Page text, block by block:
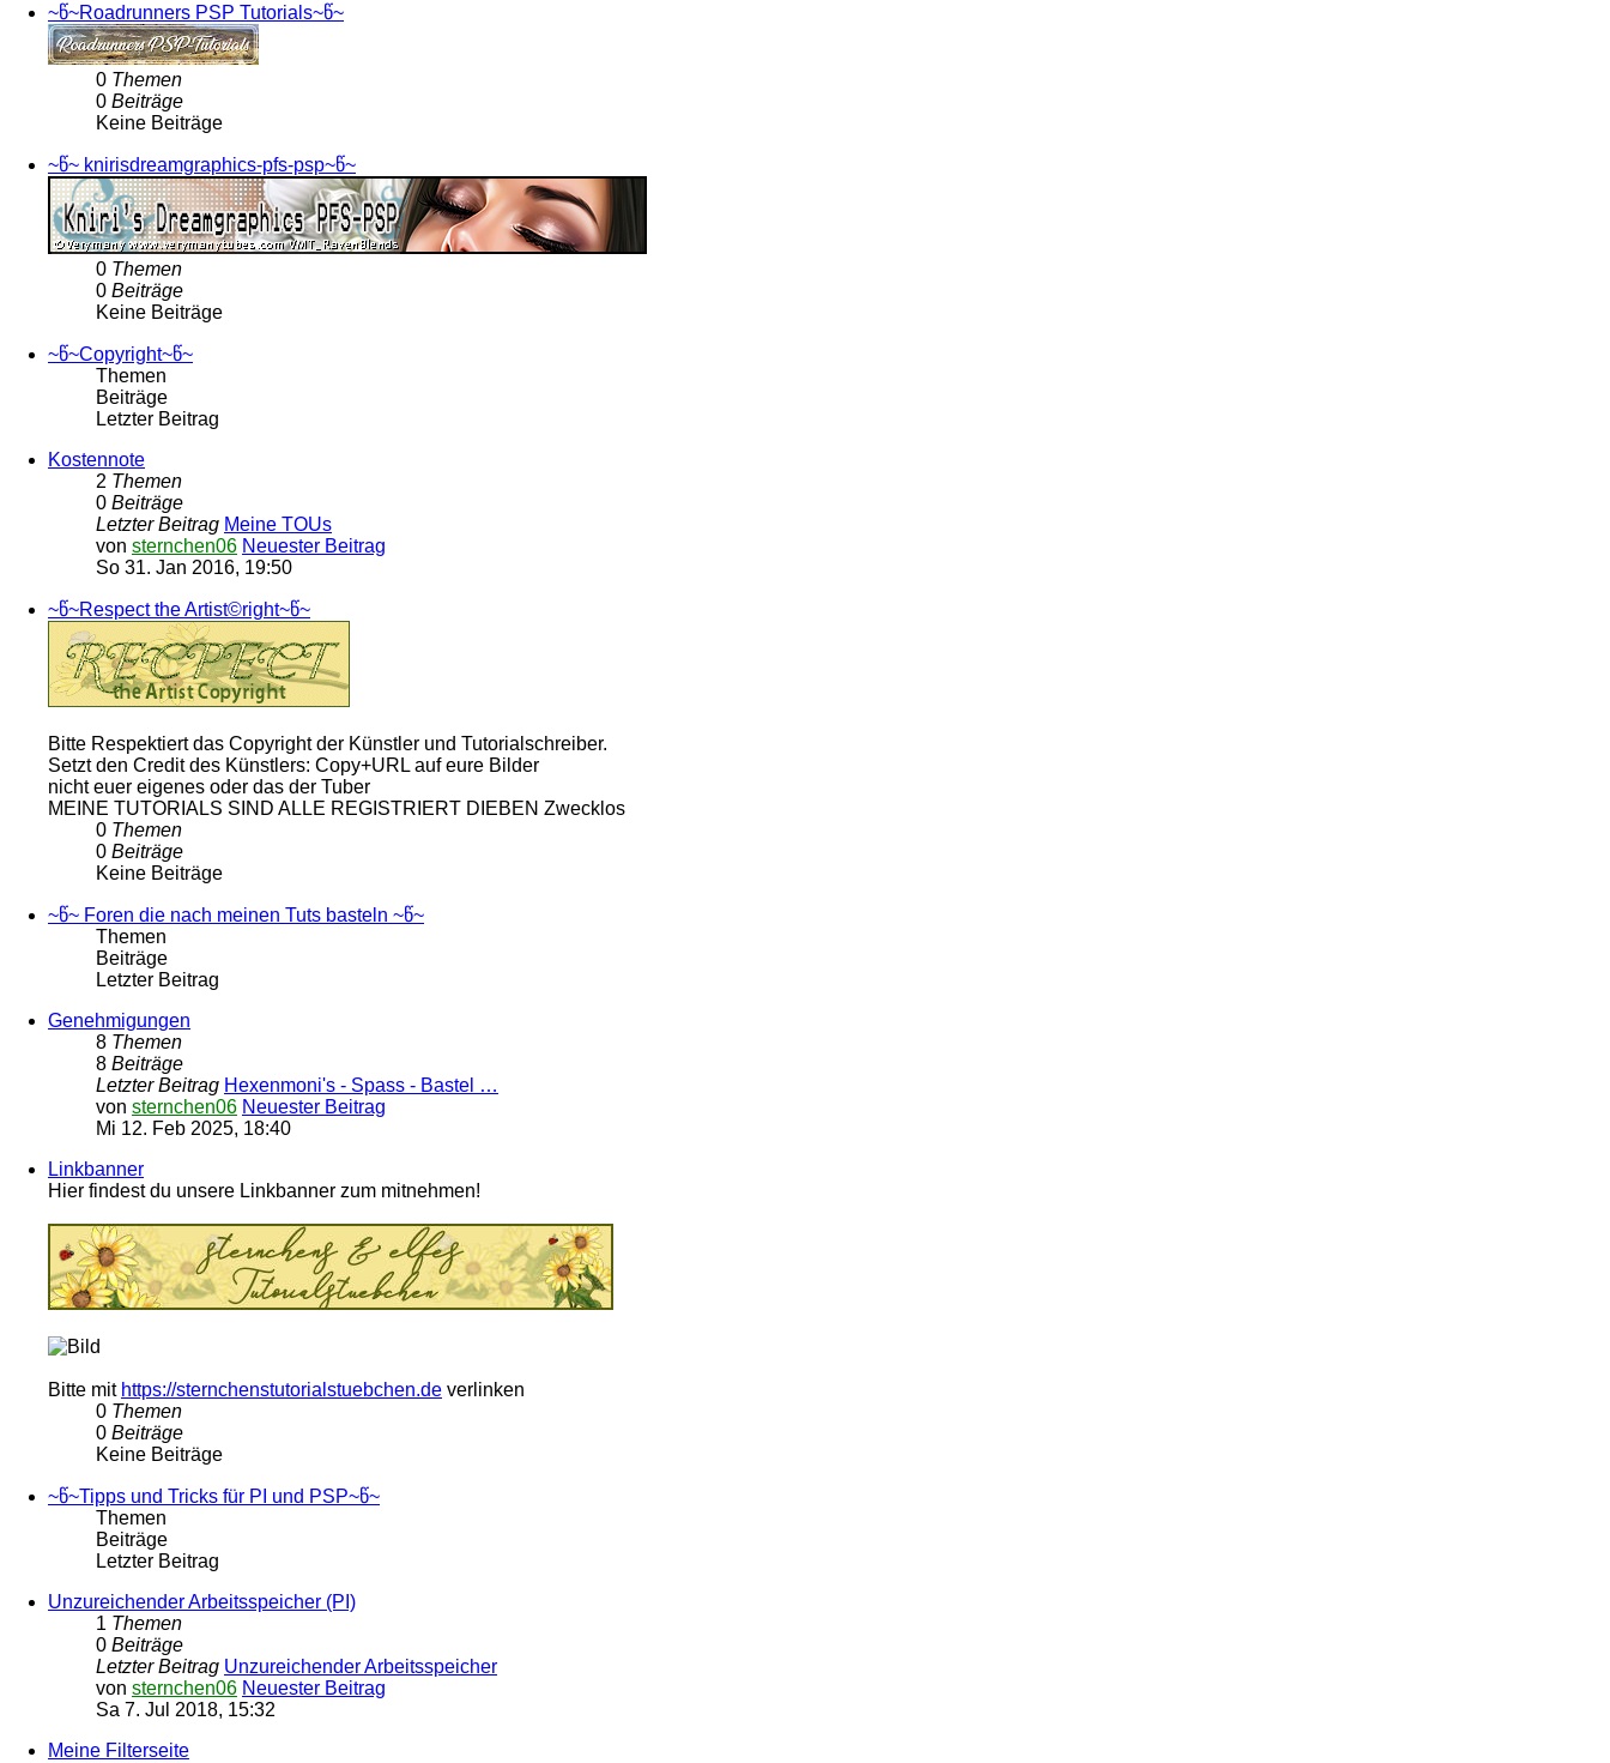
~წ~Roadrunners PSP Tutorials~წ~
0 Themen
0 Beiträge
Keine Beiträge
~წ~ knirisdreamgraphics-pfs-psp~წ~
0 Themen
0 Beiträge
Keine Beiträge
~წ~Copyright~წ~
Themen
Beiträge
Letzter Beitrag
Kostennote
2 Themen
0 Beiträge
Letzter Beitrag Meine TOUs
von sternchen06 Neuester Beitrag
So 31. Jan 2016, 19:50
~წ~Respect the Artist©right~წ~
Bitte Respektiert das Copyright der Künstler und Tutorialschreiber.
Setzt den Credit des Künstlers: Copy+URL auf eure Bilder
nicht euer eigenes oder das der Tuber
MEINE TUTORIALS SIND ALLE REGISTRIERT DIEBEN Zwecklos
0 Themen
0 Beiträge
Keine Beiträge
~წ~ Foren die nach meinen Tuts basteln ~წ~
Themen
Beiträge
Letzter Beitrag
Genehmigungen
8 Themen
8 Beiträge
Letzter Beitrag Hexenmoni's - Spass - Bastel …
von sternchen06 Neuester Beitrag
Mi 12. Feb 2025, 18:40
Linkbanner
Hier findest du unsere Linkbanner zum mitnehmen!
Bitte mit https://sternchenstutorialstuebchen.de verlinken
0 Themen
0 Beiträge
Keine Beiträge
~წ~Tipps und Tricks für PI und PSP~წ~
Themen
Beiträge
Letzter Beitrag
Unzureichender Arbeitsspeicher (PI)
1 Themen
0 Beiträge
Letzter Beitrag Unzureichender Arbeitsspeicher
von sternchen06 Neuester Beitrag
Sa 7. Jul 2018, 15:32
Meine Filterseite